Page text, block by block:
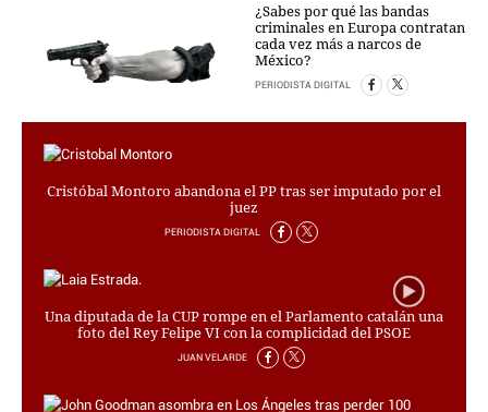
MÁS SERVICIOS
Cristóbal Montoro abandona el PP tras ser imputado por el
juez
PERIODISTA DIGITAL
Una diputada de la CUP rompe en el Parlamento catalán una
foto del Rey Felipe VI con la complicidad del PSOE
JUAN VELARDE
¿Sabes por qué las bandas
criminales en Europa contratan
cada vez más a narcos de
México?
PERIODISTA DIGITAL